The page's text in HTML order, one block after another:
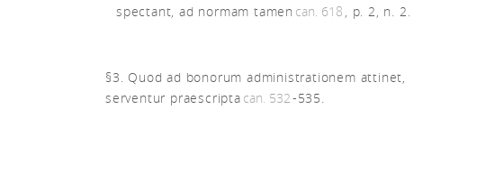
spectant, ad normam tamen can. 618 , p. 2, n. 2.
§3. Quod ad bonorum administrationem attinet,
serventur praescripta can. 532-535.